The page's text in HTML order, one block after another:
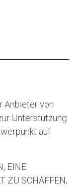
Anbieter von
Unterstützung
auf
EINE
ZU SCHAFFEN,